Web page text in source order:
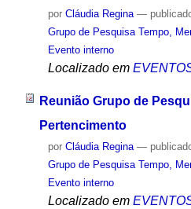
por Cláudia Regina —
Grupo de Pesquisa Tempo,
Evento interno
Localizado em
Reunião Grupo de
Pertencimento
por Cláudia Regina —
Grupo de Pesquisa Tempo,
Evento interno
Localizado em